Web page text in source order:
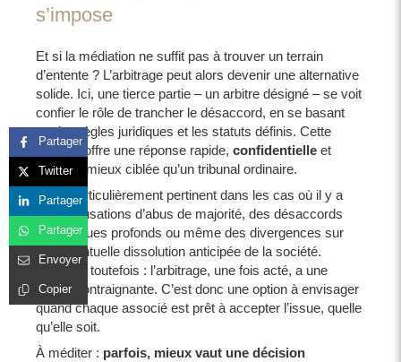
s’impose
Et si la médiation ne suffit pas à trouver un terrain
d’entente ? L’arbitrage peut alors devenir une alternative
solide. Ici, une tierce partie – un arbitre désigné – se voit
confier le rôle de trancher le désaccord, en se basant
sur les règles juridiques et les statuts définis. Cette
solution offre une réponse rapide, confidentielle et
souvent mieux ciblée qu’un tribunal ordinaire.
C’est particulièrement pertinent dans les cas où il y a
des accusations d’abus de majorité, des désaccords
stratégiques profonds ou même des divergences sur
une éventuelle dissolution anticipée de la société.
Attention toutefois : l’arbitrage, une fois acté, a une
valeur contraignante. C’est donc une option à envisager
quand chaque associé est prêt à accepter l’issue, quelle
qu’elle soit.
À méditer : parfois, mieux vaut une décision
Partager
Twitter
Partager
Partager
Envoyer
Copier